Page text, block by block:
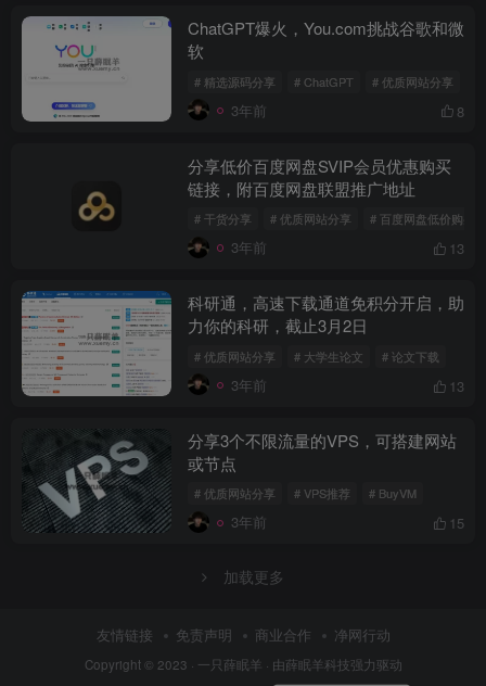
ChatGPT爆火，You.com挑战谷歌和微
软
# 精选源码分享 # ChatGPT # 优质网站分享
3年前 8
分享低价百度网盘SVIP会员优惠购买
链接，附百度网盘联盟推广地址
# 干货分享 # 优质网站分享 # 百度网盘低价购买
3年前 13
科研通，高速下载通道免积分开启，助
力你的科研，截止3月2日
# 优质网站分享 # 大学生论文 # 论文下载
3年前 13
分享3个不限流量的VPS，可搭建网站
或节点
# 优质网站分享 # VPS推荐 # BuyVM
3年前 15
加载更多
友情链接 免责声明 商业合作 净网行动
Copyright © 2023 · 一只薛眠羊 · 由薛眠羊科技强力驱动